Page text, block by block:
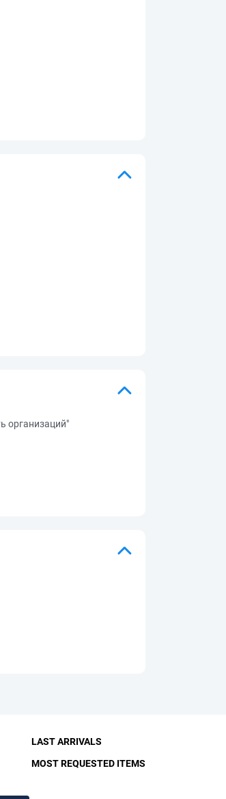
организаций"
LAST ARRIVALS
MOST REQUESTED ITEMS